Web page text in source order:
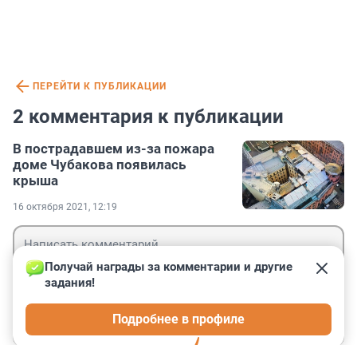
ПЕРЕЙТИ К ПУБЛИКАЦИИ
2 комментария к публикации
В пострадавшем из-за пожара
доме Чубакова появилась
крыша
16 октября 2021, 12:19
Получай награды за комментарии и другие
задания!
Подробнее в профиле